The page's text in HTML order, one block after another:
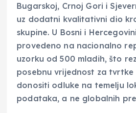
Bugarskoj, Crnoj Gori i
uz dodatni kvalitativni dio
skupine. U Bosni i
provedeno na nacionalno
uzorku od 500 mladih, što
posebnu vrijednost za tvrtke
donositi odluke na temelju
podataka, a ne globalnih